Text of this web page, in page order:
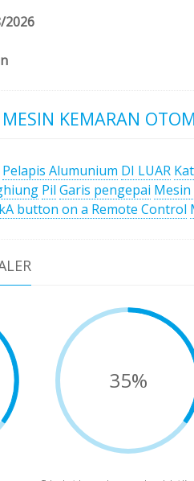
2026
KEMARAN
Pelapis Alumunium DI LUAR
Pil Garis pengepai
button on a Remote Control
35%